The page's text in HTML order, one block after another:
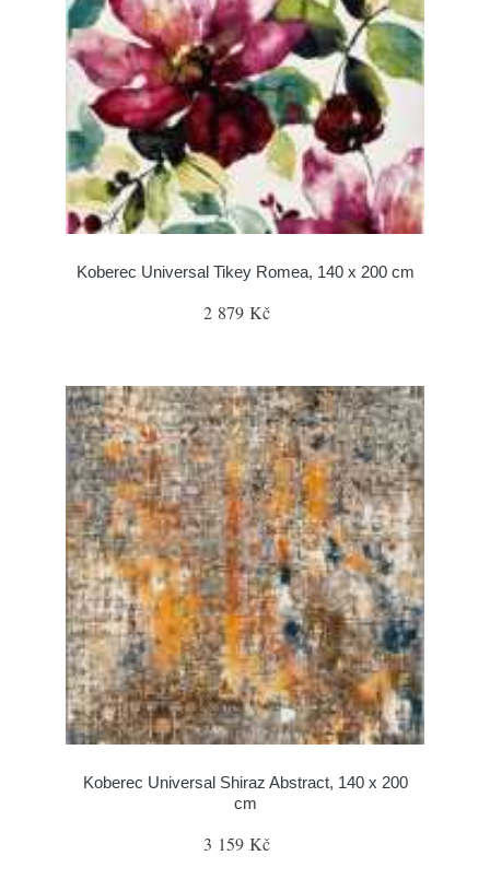
Koberec Universal Tikey Romea, 140 x 200 cm
2 879 Kč
Koberec Universal Shiraz Abstract, 140 x 200
cm
3 159 Kč